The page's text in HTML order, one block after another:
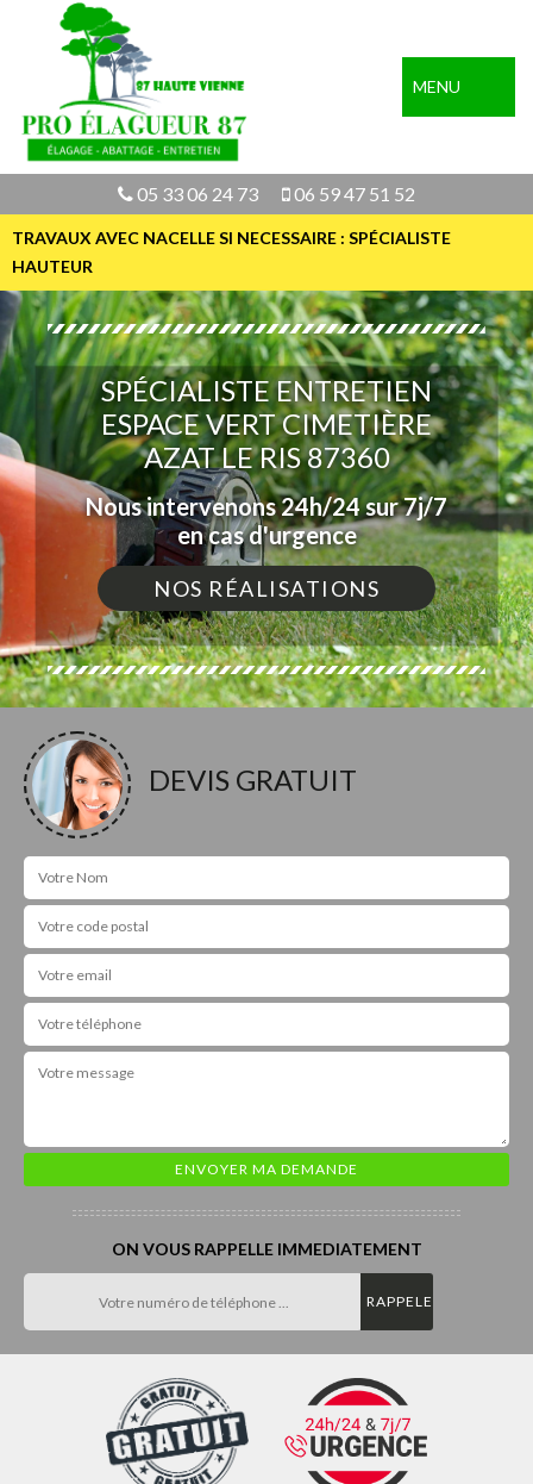
MENU
05 33 06 24 73 06 59 47 51 52
TRAVAUX AVEC NACELLE SI NECESSAIRE : SPÉCIALISTE
HAUTEUR
SPÉCIALISTE ENTRETIEN
ESPACE VERT CIMETIÈRE
AZAT LE RIS 87360
Nous intervenons 24h/24 sur 7j/7
en cas d'urgence
NOS RÉALISATIONS
DEVIS GRATUIT
ON VOUS RAPPELLE IMMEDIATEMENT